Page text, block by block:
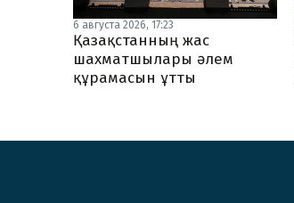
6 августа 2026, 17:23
Қазақстанның жас
шахматшылары әлем
құрамасын ұтты